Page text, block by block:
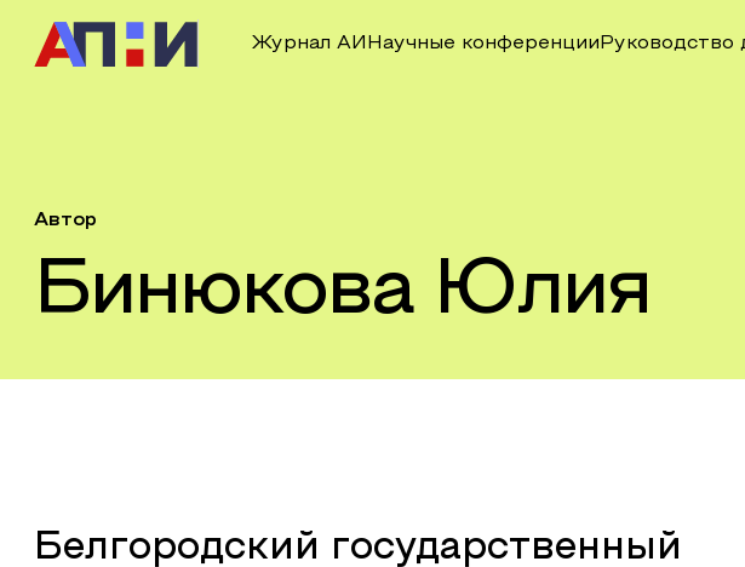
Журнал АИ Научные конференции Руководство
Автор
Бинюкова Юлия
Белгородский государственный